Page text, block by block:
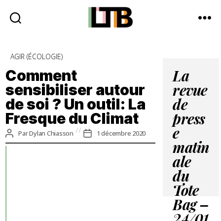
Média
d'information
quotidienne
Catégories
AGIR (ÉCOLOGIE)
Comment
sensibiliser autour
de soi ? Un outil: La
Fresque du Climat
Auteur
de
ParDylan Chiasson
Date
de
1 décembre 2020
La
revue
de
press
e
matin
ale
du
Tote
Bag –